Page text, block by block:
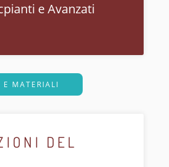
e Avanzati
E MATERIALI
DEL